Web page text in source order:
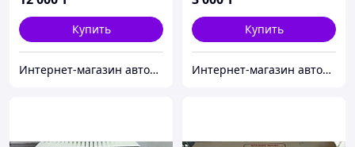
Купить
Интернет-магазин автозапчастей Parts-shop.kz
Купить
Интернет-магазин автозапчастей Parts-shop.kz